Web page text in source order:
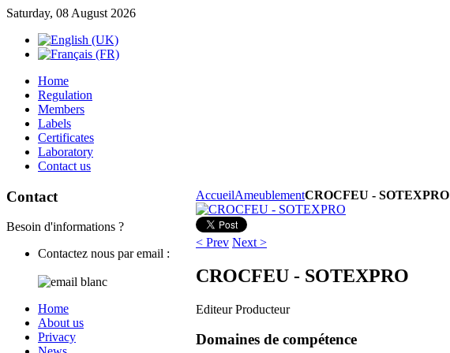
Saturday, 08 August 2026
Home
Regulation
Members
Labels
Certificates
Laboratory
Contact us
AccueilAmeublementCROCFEU - SOTEXPRO
< Prev Next >
CROCFEU - SOTEXPRO
Editeur Producteur
Domaines de compétence
Contact
Besoin d'informations ?
Contactez nous par email :
Home
About us
Privacy